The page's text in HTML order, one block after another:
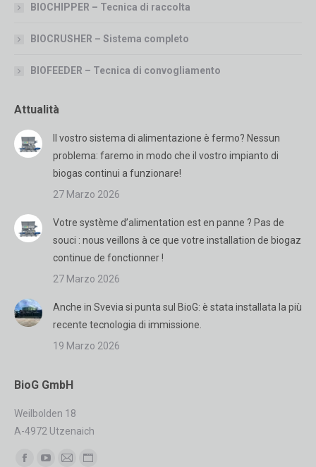
BIOCHIPPER – Tecnica di raccolta
BIOCRUSHER – Sistema completo
BIOFEEDER – Tecnica di convogliamento
Attualità
Il vostro sistema di alimentazione è fermo? Nessun
problema: faremo in modo che il vostro impianto di
biogas continui a funzionare!
27 Marzo 2026
Votre système d’alimentation est en panne ? Pas de
souci : nous veillons à ce que votre installation de biogaz
continue de fonctionner !
27 Marzo 2026
Anche in Svevia si punta sul BioG: è stata installata la più
recente tecnologia di immissione.
19 Marzo 2026
BioG GmbH
Weilbolden 18
A-4972 Utzenaich
Find us on: